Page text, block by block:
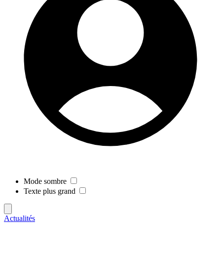
Mode sombre
Texte plus grand
Actualités